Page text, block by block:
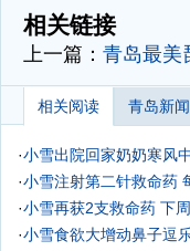
相关链接
上一篇： 青岛最美
相关阅读 青岛新闻
·小雪出院回家奶奶寒风
·小雪注射第二针救命药
·小雪再获2支救命药 下
·小雪食欲大增动鼻子逗